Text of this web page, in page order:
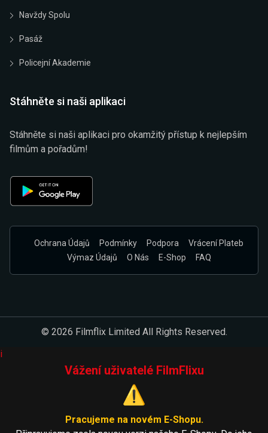
Navždy Spolu
Pasáž
Policejní Akademie
Stáhněte si naši aplikaci
Stáhněte si naši aplikaci pro okamžitý přístup k nejlepším
filmům a pořadům!
Ochrana Údajů Podmínky Podpora
Vrácení Plateb
Výmaz Údajů
O Nás E-Shop FAQ
© 2026 Filmflix Limited All Rights Reserved.
i
Vážení uživatelé FilmFlixu
⚠️
Pracujeme na novém E-Shopu.